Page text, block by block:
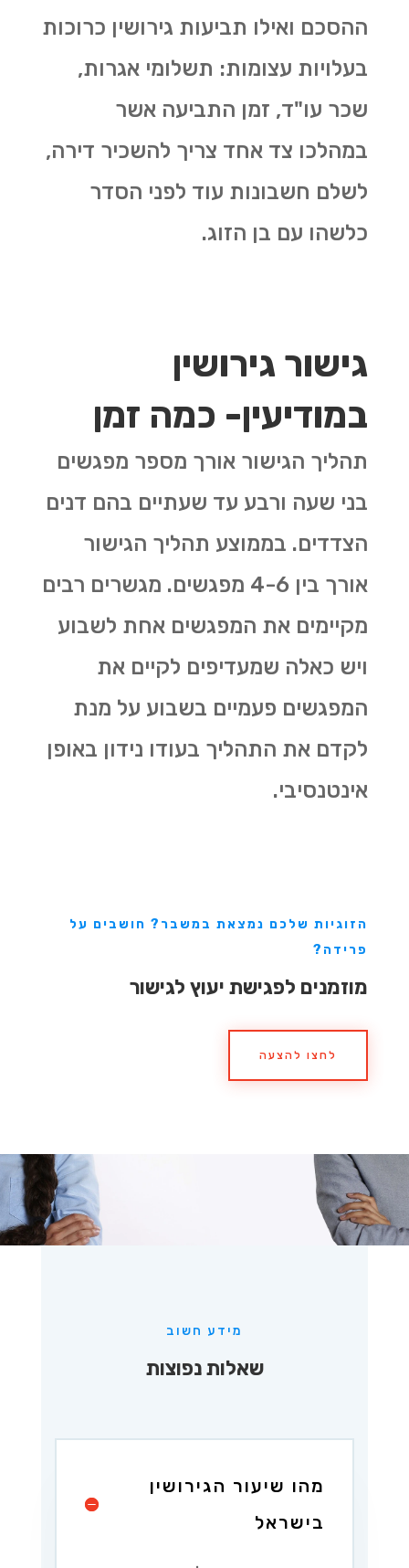
ההסכם ואילו תביעות גירושין כרוכות
בעלויות עצומות: תשלומי אגרות,
שכר עו"ד, זמן התביעה אשר
במהלכו צד אחד צריך להשכיר דירה,
לשלם חשבונות עוד לפני הסדר
כלשהו עם בן הזוג.
גישור גירושין
במודיעין- כמה זמן
תהליך הגישור אורך מספר מפגשים
בני שעה ורבע עד שעתיים בהם דנים
הצדדים. בממוצע תהליך הגישור
אורך בין 4-6 מפגשים. מגשרים רבים
מקיימים את המפגשים אחת לשבוע
ויש כאלה שמעדיפים לקיים את
המפגשים פעמיים בשבוע על מנת
לקדם את התהליך בעודו נידון באופן
אינטנסיבי.
הזוגיות שלכם נמצאת במשבר? חושבים על
פרידה?
מוזמנים לפגישת יעוץ לגישור
לחצו להצעה
מידע חשוב
שאלות נפוצות
מהו שיעור הגירושין
בישראל